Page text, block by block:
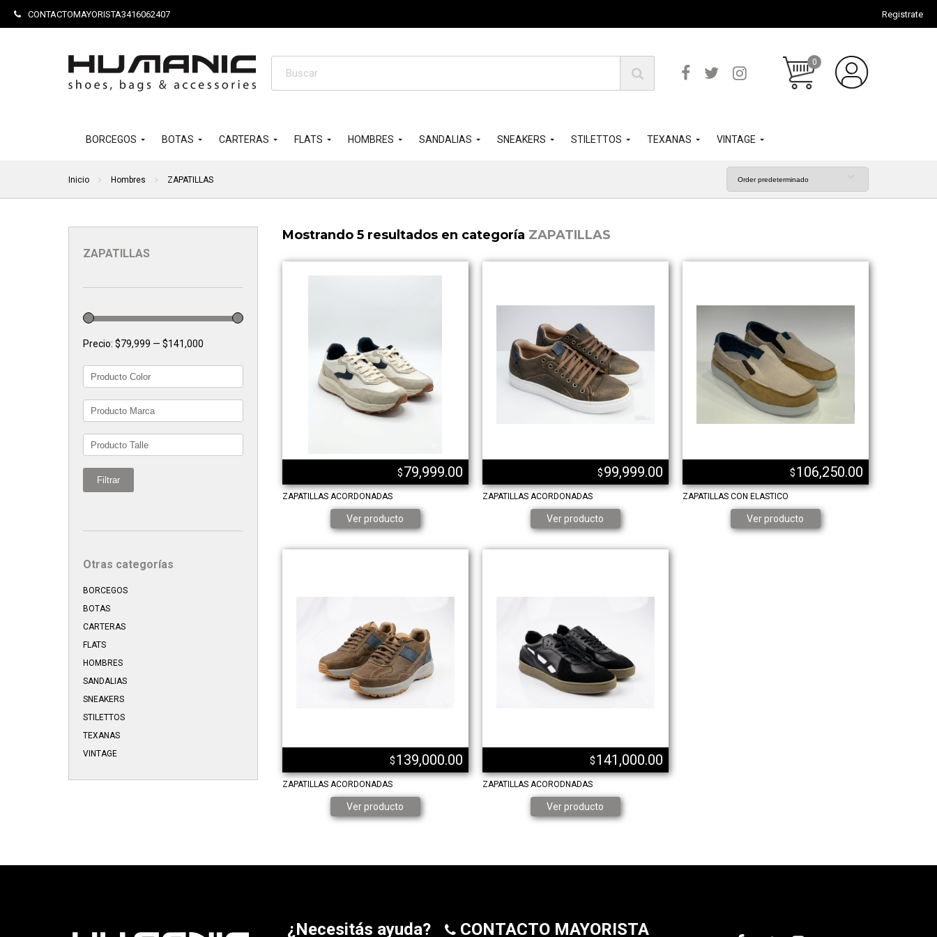
CONTACTOMAYORISTA3416062407 Registrate
Búsqueda
0
BORCEGOS BOTAS CARTERAS FLATS HOMBRES SANDALIAS SNEAKERS STILETTOS TEXANAS VINTAGE
Inicio Hombres ZAPATILLAS
ZAPATILLAS
Precio: $79,999 — $141,000
Filtrar
Otras categorías
BORCEGOS
BOTAS
CARTERAS
FLATS
HOMBRES
SANDALIAS
SNEAKERS
STILETTOS
TEXANAS
VINTAGE
Mostrando 5 resultados en categoría ZAPATILLAS
$79,999.00
ZAPATILLAS ACORDONADAS
Ver producto
$99,999.00
ZAPATILLAS ACORDONADAS
Ver producto
$106,250.00
ZAPATILLAS CON ELASTICO
Ver producto
$139,000.00
ZAPATILLAS ACORDONADAS
Ver producto
$141,000.00
ZAPATILLAS ACORODNADAS
Ver producto
¿Necesitás ayuda?
CONTACTO MAYORISTA